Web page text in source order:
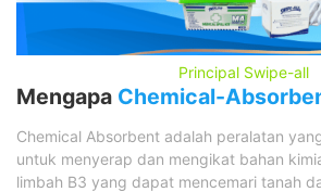
Principal Swipe-all
Mengapa Chemical-
Chemical Absorbent adalah peralatan
untuk menyerap dan mengikat bahan
limbah B3 yang dapat mencemari tanah